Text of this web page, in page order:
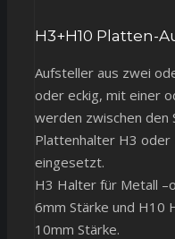
H3+H10 Platten-
Aufsteller aus zwei
oder eckig, mit einer
werden zwischen den
Plattenhalter H3 oder
eingesetzt.
H3 Halter für Metall
6mm Stärke und H10
10mm Stärke.